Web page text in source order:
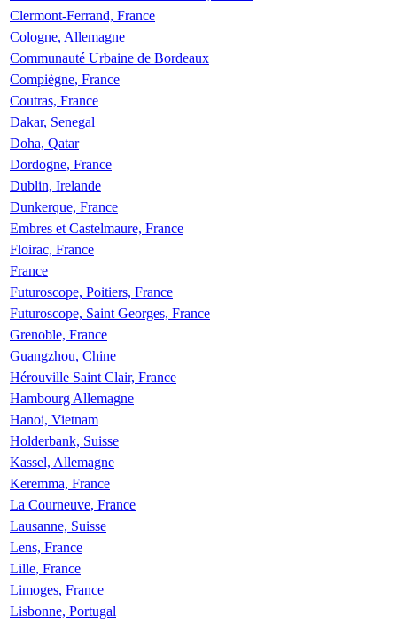
Clermont-Ferrand, France
Cologne, Allemagne
Communauté Urbaine de Bordeaux
Compiègne, France
Coutras, France
Dakar, Senegal
Doha, Qatar
Dordogne, France
Dublin, Irelande
Dunkerque, France
Embres et Castelmaure, France
Floirac, France
France
Futuroscope, Poitiers, France
Futuroscope, Saint Georges, France
Grenoble, France
Guangzhou, Chine
Hérouville Saint Clair, France
Hambourg Allemagne
Hanoi, Vietnam
Holderbank, Suisse
Kassel, Allemagne
Keremma, France
La Courneuve, France
Lausanne, Suisse
Lens, France
Lille, France
Limoges, France
Lisbonne, Portugal